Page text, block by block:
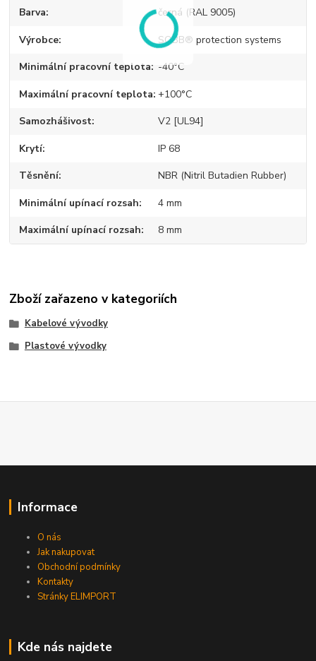
Barva černá (RAL 9005)
Výrobce SOBB® protection systems
Minimální pracovní teplota -40°C
Maximální pracovní teplota +100°C
Samozhášivost V2 [UL94]
Krytí IP 68
Těsnění NBR (Nitril Butadien Rubber)
Minimální upínací rozsah 4 mm
Maximální upínací rozsah 8 mm
Zboží zařazeno v kategoriích
Kabelové vývodky
Plastové vývodky
Informace
O nás
Jak nakupovat
Obchodní podmínky
Kontakty
Stránky ELIMPORT
Kde nás najdete